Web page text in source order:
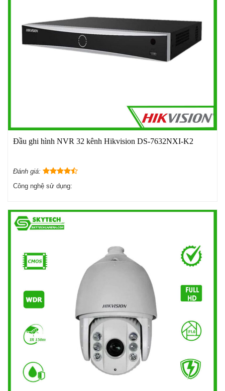
Đầu ghi hình NVR 32 kênh Hikvision DS-7632NXI-K2
Đánh giá:
Công nghệ sử dụng: